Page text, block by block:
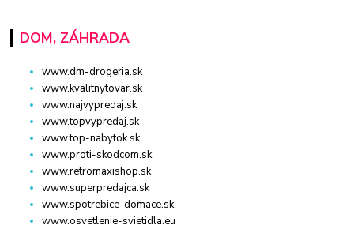
DOM, ZÁHRADA
www.dm-drogeria.sk
www.kvalitnytovar.sk
www.najvypredaj.sk
www.topvypredaj.sk
www.top-nabytok.sk
www.proti-skodcom.sk
www.retromaxishop.sk
www.superpredajca.sk
www.spotrebice-domace.sk
www.osvetlenie-svietidla.eu